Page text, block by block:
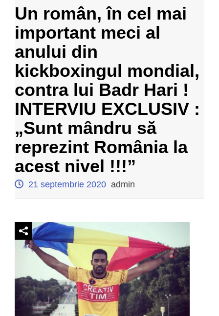
Un român, în cel mai
important meci al
anului din
kickboxingul mondial,
contra lui Badr Hari !
INTERVIU EXCLUSIV :
„Sunt mândru să
reprezint România la
acest nivel !!!”
21 septembrie 2020 admin